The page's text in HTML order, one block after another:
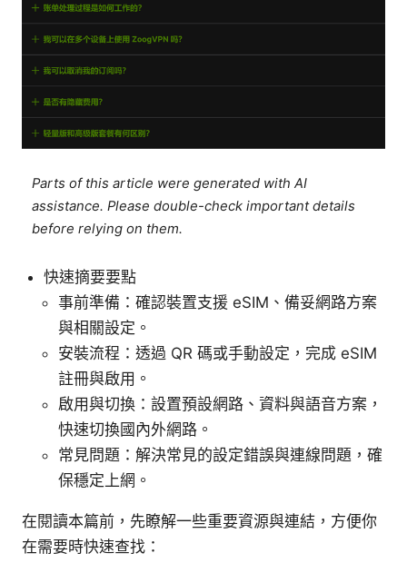
Parts of this article were generated with AI
assistance. Please double-check important details
before relying on them.
快速摘要要點
事前準備：確認裝置支援 eSIM、備妥網路方案
與相關設定。
安裝流程：透過 QR 碼或手動設定，完成 eSIM
註冊與啟用。
啟用與切換：設置預設網路、資料與語音方案，
快速切換國內外網路。
常見問題：解決常見的設定錯誤與連線問題，確
保穩定上網。
在閱讀本篇前，先瞭解一些重要資源與連結，方便你
在需要時快速查找：